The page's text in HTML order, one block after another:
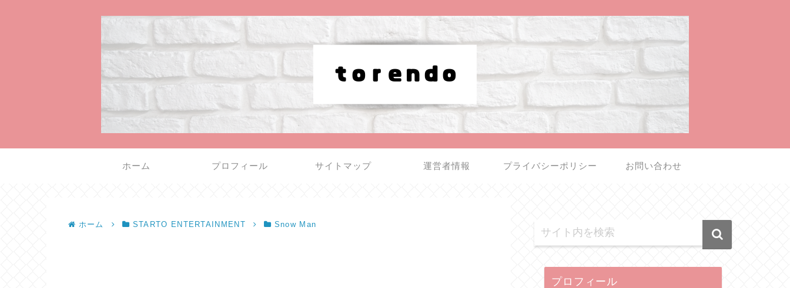
ホーム プロフィール サイトマップ 運営者情報 プライバシーポリシー お問い合わせ
ホーム STARTO ENTERTAINMENT Snow Man
プロフィール